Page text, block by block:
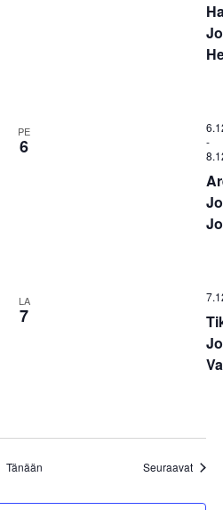
PE
6
-
LA
7
Tänään Seuraavat